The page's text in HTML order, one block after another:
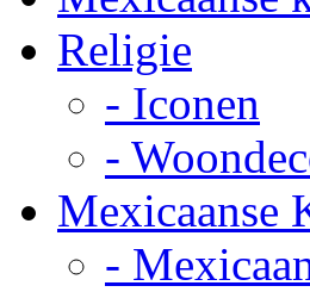
Religie
- Iconen
-
Mexicaanse
-